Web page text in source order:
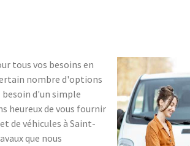
tous vos besoins en
nombre d'options
d'un simple
heureux de vous fournir
de véhicules à Saint-
que nous